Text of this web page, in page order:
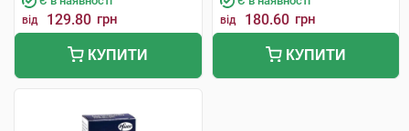
від 129.80 грн
КУПИТИ
від 180.60 грн
КУПИТИ